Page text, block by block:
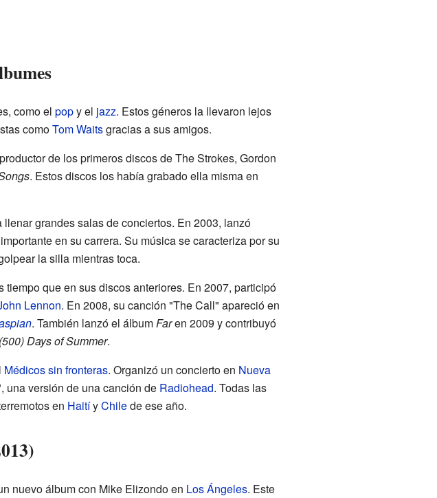
como el popy el jazz. Estos géneros la llevaron lejos
comoTom Waitsgracias a sus amigos.
de los primeros discos de The Strokes, Gordon
. Estos discos los había grabado ella misma en
grandes salas de conciertos. En 2003, lanzó
en su carrera. Su música se caracteriza por su
la silla mientras toca.
tiempo que en sus discos anteriores. En 2007, participó
Lennon. En 2008, su canción "The Call" apareció en
. También lanzó el álbumFaren 2009 y contribuyó
(500) Days of Summer.
Médicos sin fronteras. Organizó un concierto en Nueva
una versión de una canción de Radiohead. Todas las
en HaitíyChilede ese año.
nuevo álbum con Mike Elizondo en Los Ángeles. Este